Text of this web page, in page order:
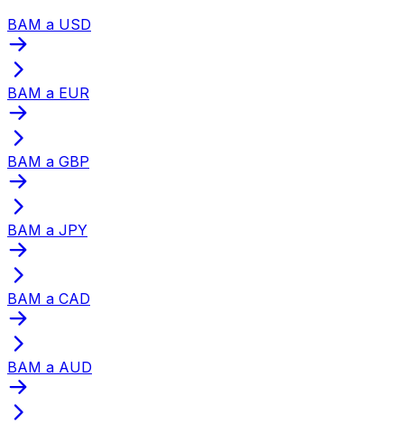
BAM a USD
BAM a EUR
BAM a GBP
BAM a JPY
BAM a CAD
BAM a AUD